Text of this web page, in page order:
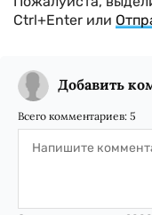
Ctrl+Enter или
Добавить
Всего комментариев: 5